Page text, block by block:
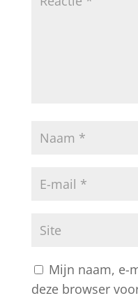
Mijn naam, e-
deze browser